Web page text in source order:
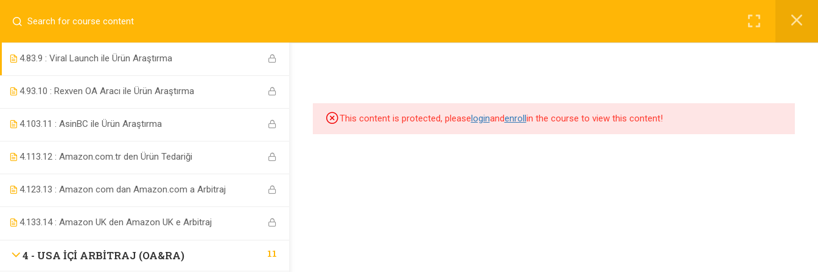
4.73.8 : Egrow ile Ürün Araştırma
4.83.9 : Viral Launch ile Ürün Araştırma
4.93.10 : Rexven OA Aracı ile Ürün Araştırma
4.103.11 : AsinBC ile Ürün Araştırma
4.113.12 : Amazon.com.tr den Ürün Tedariği
4.123.13 : Amazon com dan Amazon.com a Arbitraj
4.133.14 : Amazon UK den Amazon UK e Arbitraj
4 - USA IÇI ARBITRAJ (OA&RA) 11
This content is protected, pleaseloginandenrollin the course to view this content!
Company
Kurslar
Links
Hakkımızda
Support
SSS
Recommend
İletişim
TÜM HAKLARI SAKLIDIR.